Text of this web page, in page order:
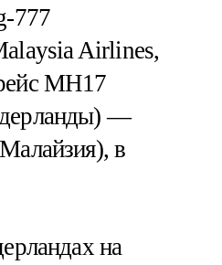
777
Airlines,
МН17
—
в
на